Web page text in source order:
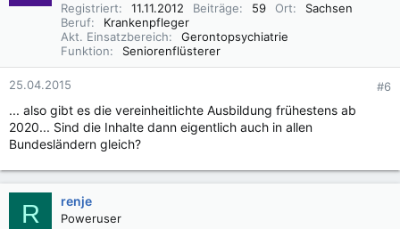
Registriert
11.11.2012 Beiträge 59 Ort
Sachsen
Beruf
Krankenpfleger
Akt. Einsatzbereich
Gerontopsychiatrie
Funktion
Seniorenflüsterer
25.04.2015 #6
... also gibt es die vereinheitlichte Ausbildung frühestens ab
2020... Sind die Inhalte dann eigentlich auch in allen
Bundesländern gleich?
R renje
Poweruser